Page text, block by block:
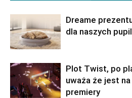
Dreame
dla naszych
Plot Twist, po
uważa że jest
premiery